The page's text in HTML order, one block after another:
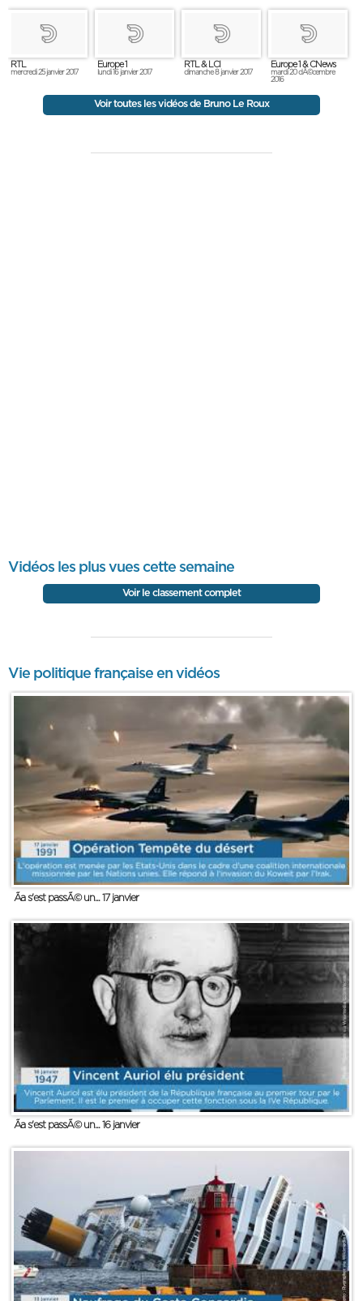
RTL
mercredi 25 janvier 2017
Europe 1
lundi 16 janvier 2017
RTL & LCI
dimanche 8 janvier 2017
Europe 1 & CNews
mardi 20 dÃ©cembre
2016
Voir toutes les vidéos de Bruno Le Roux
Vidéos les plus vues cette semaine
Voir le classement complet
Vie politique française en vidéos
Ãa s'est passÃ© un... 17 janvier
Ãa s'est passÃ© un... 16 janvier